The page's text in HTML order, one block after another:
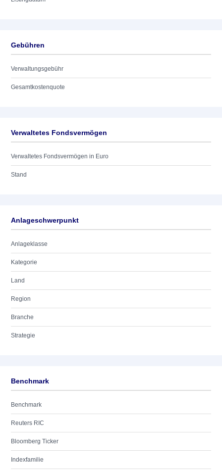
Gebühren
Verwaltungsgebühr
Gesamtkostenquote
Verwaltetes Fondsvermögen
Verwaltetes Fondsvermögen in Euro
Stand
Anlageschwerpunkt
Anlageklasse
Kategorie
Land
Region
Branche
Strategie
Benchmark
Benchmark
Reuters RIC
Bloomberg Ticker
Indexfamilie